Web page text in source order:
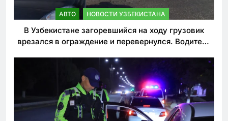
АВТО НОВОСТИ УЗБЕКИСТАНА
В Узбекистане загоревшийся на ходу грузовик
врезался в ограждение и перевернулся. Водитель